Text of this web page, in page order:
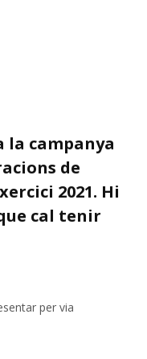
la campanya
de
2021. Hi
cal tenir
per via